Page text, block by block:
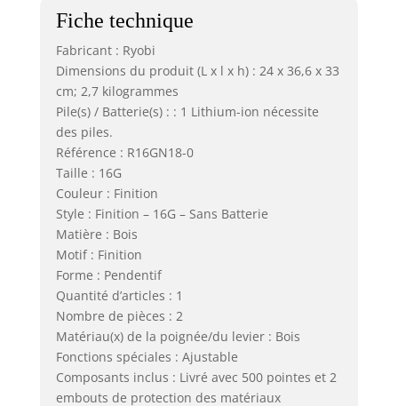
Fiche technique
Fabricant : Ryobi
Dimensions du produit (L x l x h) : 24 x 36,6 x 33
cm; 2,7 kilogrammes
Pile(s) / Batterie(s) : : 1 Lithium-ion nécessite
des piles.
Référence : R16GN18-0
Taille : 16G
Couleur : Finition
Style : Finition – 16G – Sans Batterie
Matière : Bois
Motif : Finition
Forme : Pendentif
Quantité d’articles : 1
Nombre de pièces : 2
Matériau(x) de la poignée/du levier : Bois
Fonctions spéciales : Ajustable
Composants inclus : Livré avec 500 pointes et 2
embouts de protection des matériaux